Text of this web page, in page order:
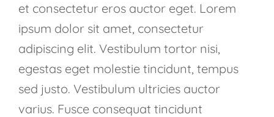
et consectetur eros auctor eget. Lorem
ipsum dolor sit amet, consectetur
adipiscing elit. Vestibulum tortor nisi,
egestas eget molestie tincidunt, tempus
sed justo. Vestibulum ultricies auctor
varius. Fusce consequat tincidunt